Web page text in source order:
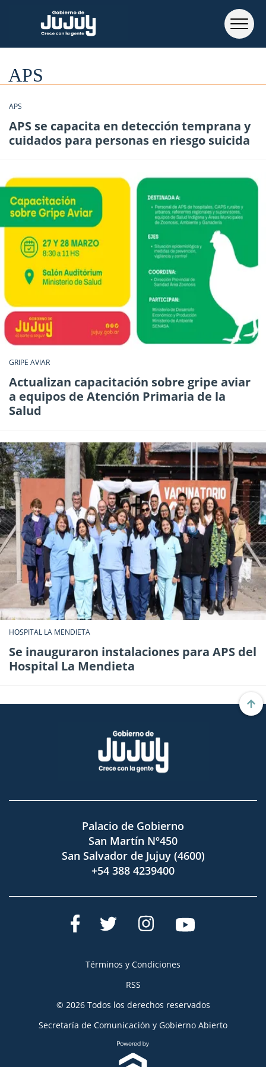
APS
APS
APS se capacita en detección temprana y
cuidados para personas en riesgo suicida
GRIPE AVIAR
Actualizan capacitación sobre gripe aviar
a equipos de Atención Primaria de la
Salud
HOSPITAL LA MENDIETA
Se inauguraron instalaciones para APS del
Hospital La Mendieta
Palacio de Gobierno
San Martín Nº450
San Salvador de Jujuy (4600)
+54 388 4239400
Términos y Condiciones
RSS
© 2026 Todos los derechos reservados
Secretaría de Comunicación y Gobierno Abierto